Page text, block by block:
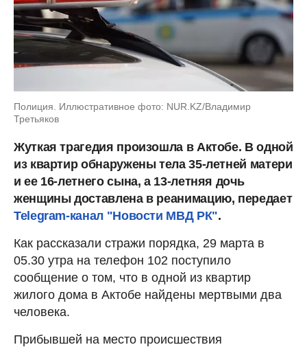
Полиция. Иллюстративное фото: NUR.KZ/Владимир
Третьяков
Жуткая трагедия произошла в Актобе. В одной
из квартир обнаружены тела 35-летней матери
и ее 16-летнего сына, а 13-летняя дочь
женщины доставлена в реанимацию, передает
Telegram-канал "Новости МВД РК".
Как рассказали стражи порядка, 29 марта в
05.30 утра на телефон 102 поступило
сообщение о том, что в одной из квартир
жилого дома в Актобе найдены мертвыми два
человека.
Прибывшей на место происшествия